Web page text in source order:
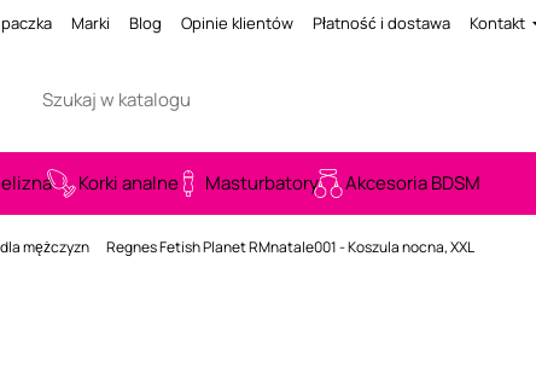
Marki Blog Opinie klientów Płatność i dostawa Kontakt
Korki analne Masturbatory Akcesoria BDSM
mężczyzn Regnes Fetish Planet RMnatale001 - Koszula nocna, XXL